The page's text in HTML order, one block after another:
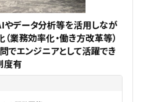
データ分析等を活用しなが
業務効率化・働き方改革等）
でエンジニアとして活躍でき
度有